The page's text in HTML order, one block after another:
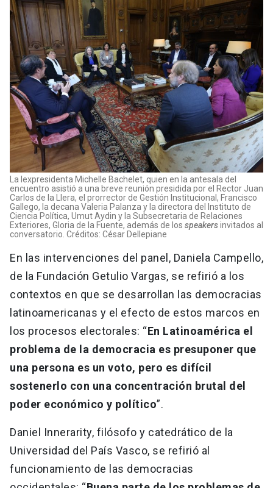
La lexpresidenta Michelle Bachelet, quien en la antesala del
encuentro asistió a una breve reunión presidida por el Rector Juan
Carlos de la Llera, el prorrector de Gestión Institucional, Francisco
Gallego, la decana Valeria Palanza y la directora del Instituto de
Ciencia Política, Umut Aydin y la Subsecretaria de Relaciones
Exteriores, Gloria de la Fuente, además de los speakersinvitados al
conversatorio. Créditos: César Dellepiane
En las intervenciones del panel, Daniela Campello,
de la Fundación Getulio Vargas, se refirió a los
contextos en que se desarrollan las democracias
latinoamericanas y el efecto de estos marcos en
los procesos electorales: “En Latinoamérica el
problema de la democracia es presuponer que
una persona es un voto, pero es difícil
sostenerlo con una concentración brutal del
poder económico y político”.
Daniel Innerarity, filósofo y catedrático de la
Universidad del País Vasco, se refirió al
funcionamiento de las democracias